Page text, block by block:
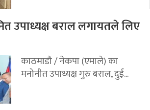
उपाध्यक्ष बराल लगायतले लिए
काठमाडौ / नेकपा (एमाले) का
मनोनीत उपाध्यक्ष गुरु बराल, दुई...